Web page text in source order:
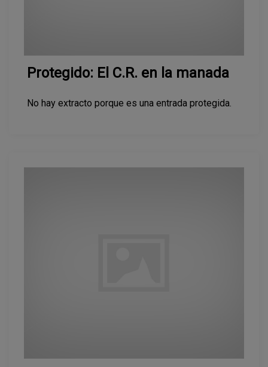
Protegido: El C.R. en la manada
No hay extracto porque es una entrada protegida.